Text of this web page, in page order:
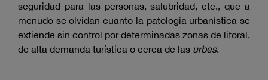
seguridad para las personas, salubridad, etc., que a
menudo se olvidan cuanto la patología urbanística se
extiende sin control por determinadas zonas de litoral,
de alta demanda turística o cerca de las urbes.